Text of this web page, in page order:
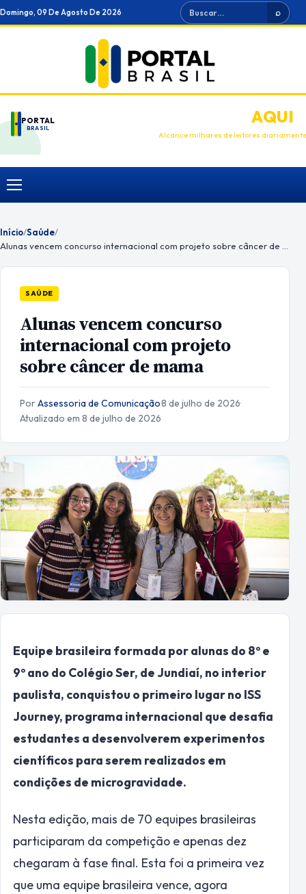
Ir
para
Domingo, 09 De Agosto De 2026 Buscar ⌕
PORTAL
BRASIL
ANUNCIEAQUI
Alcance milhares de leitores diariamente
Menu
Início/Saúde/
SAÚDE
Alunas vencem concurso
internacional com projeto
sobre câncer de mama
PorAssessoria de Comunicação·8 de julho de 2026·
Atualizado em 8 de julho de 2026
Equipe brasileira formada por alunas do 8º e
9º ano do Colégio Ser, de Jundiaí, no interior
paulista, conquistou o primeiro lugar no ISS
Journey, programa internacional que desafia
estudantes a desenvolverem experimentos
científicos para serem realizados em
condições de microgravidade.
Nesta edição, mais de 70 equipes brasileiras
participaram da competição e apenas dez
chegaram à fase final. Esta foi a primeira vez
que uma equipe brasileira vence, agora